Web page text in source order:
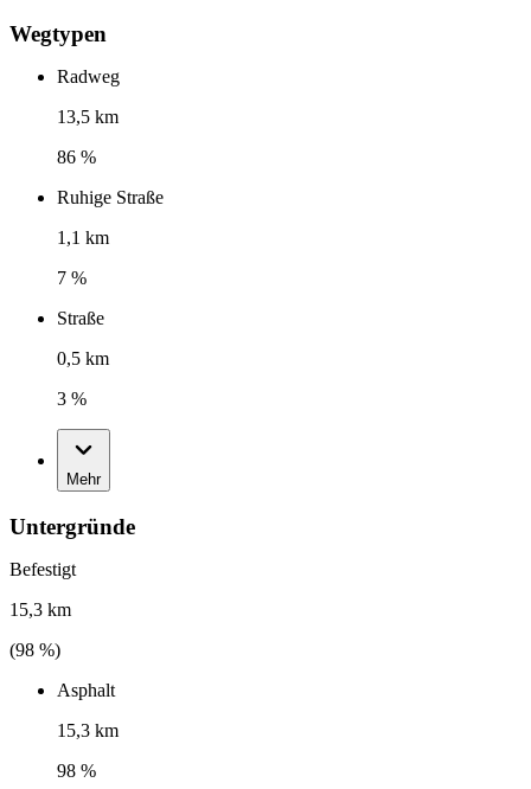
Wegtypen
Radweg
13,5 km
86 %
Ruhige Straße
1,1 km
7 %
Straße
0,5 km
3 %
Mehr
Untergründe
Befestigt
15,3 km
(98 %)
Asphalt
15,3 km
98 %